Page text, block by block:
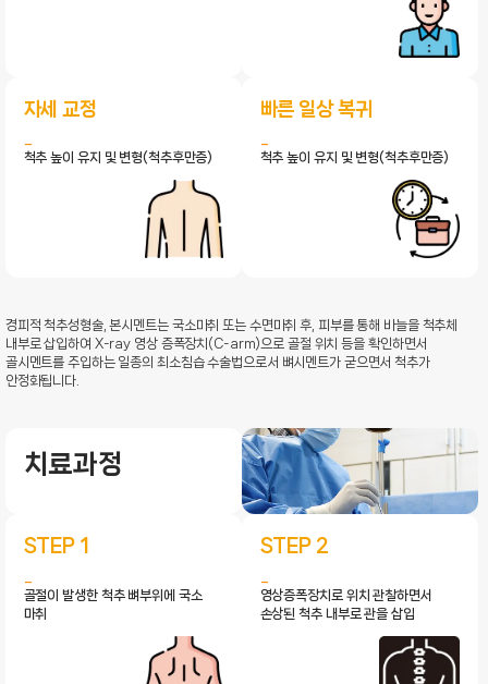
자세 교정
척추 높이 유지 및 변형(척추후만증)
빠른 일상 복귀
척추 높이 유지 및 변형(척추후만증)
경피적 척추성형술, 본시멘트는 국소마취 또는 수면마취 후, 피부를 통해 바늘을 척추체
내부로 삽입하여 X-ray 영상 증폭장치(C-arm)으로 골절 위치 등을 확인하면서
골시멘트를 주입하는 일종의 최소침습 수술법으로서 뼈시멘트가 굳으면서 척추가
안정화됩니다.
치료과정
STEP 1
골절이 발생한 척추 뼈부위에 국소
마취
STEP 2
영상증폭장치로 위치 관찰하면서
손상된 척추 내부로 관을 삽입